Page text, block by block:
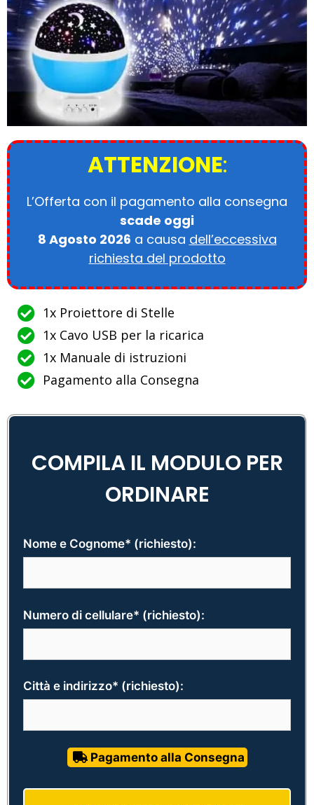
ATTENZIONE:
L’Offerta con il pagamento alla consegna
scade oggi
8 Agosto 2026 a causa dell’eccessiva
richiesta del prodotto
1x Proiettore di Stelle
1x Cavo USB per la ricarica
1x Manuale di istruzioni
Pagamento alla Consegna
COMPILA IL MODULO PER
ORDINARE
Nome e Cognome* (richiesto):
Numero di cellulare* (richiesto):
Città e indirizzo* (richiesto):
Pagamento alla Consegna